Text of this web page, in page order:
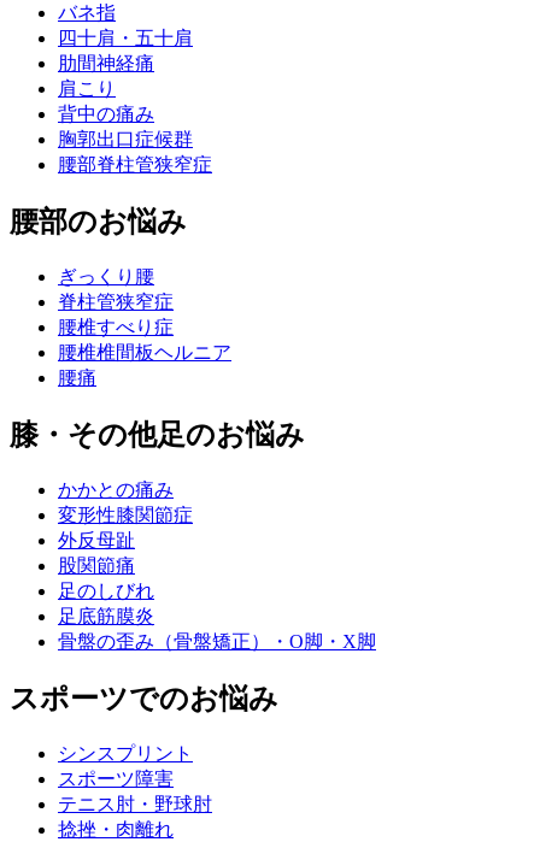
バネ指
四十肩・五十肩
肋間神経痛
肩こり
背中の痛み
胸郭出口症候群
腰部脊柱管狭窄症
腰部のお悩み
ぎっくり腰
脊柱管狭窄症
腰椎すべり症
腰椎椎間板ヘルニア
腰痛
膝・その他足のお悩み
かかとの痛み
変形性膝関節症
外反母趾
股関節痛
足のしびれ
足底筋膜炎
骨盤の歪み（骨盤矯正）・O脚・X脚
スポーツでのお悩み
シンスプリント
スポーツ障害
テニス肘・野球肘
捻挫・肉離れ